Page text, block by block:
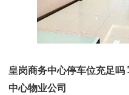
皇岗商务中心停车位充足
中心物业公司